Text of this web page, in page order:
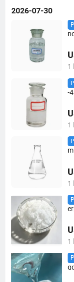
2026-07-30
1
-
1
1
1